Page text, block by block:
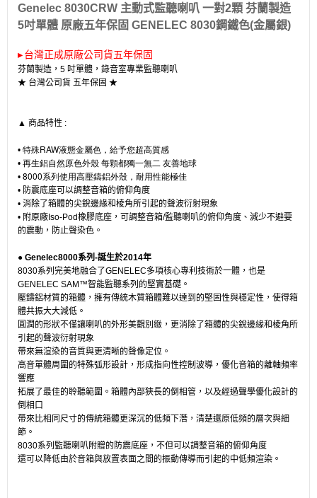
Genelec 8030CRW 主動式監聽喇叭 一對2顆 芬蘭製造
5吋單體 原廠五年保固 GENELEC 8030鋼鐵色(金屬銀)
▸ 台灣正成原廠公司貨五年保固
芬蘭製造，5 吋單體，錄音室專業監聽喇叭
★ 台灣公司貨 五年保固 ★
▲ 商品特性 :
• 特殊RAW液態金屬色，給予您超高質感
• 再生鋁自然原色外殼 每顆都獨一無二 友善地球
• 8000系列使用高壓鑄鋁外殼，耐用性能極佳
• 防震底座可以調整音箱的俯仰角度
• 消除了箱體的尖銳邊緣和棱角所引起的聲波衍射現象
• 附原廠Iso-Pod橡膠底座，可調整音箱/監聽喇叭的俯仰角度、減少不避要
的震動，防止聲染色。
● Genelec8000系列-誕生於2014年
8030系列完美地融合了GENELEC多項核心專利技術於一體，也是
GENELEC SAM™智能監聽系列的堅實基礎。
壓鑄鋁材質的箱體，擁有傳統木質箱體難以達到的堅固性與穩定性，使得箱
體共振大大減低。
圓潤的形狀不僅讓喇叭的外形美觀別緻，更消除了箱體的尖銳邊緣和棱角所
引起的聲波衍射現象
帶來無渲染的音質與更清晰的聲像定位。
高音單體周圍的特殊弧形設計，形成指向性控制波導，優化音箱的離軸頻率
響應
拓展了最佳的聆聽範圍。箱體內部狹長的倒相管，以及經過聲學優化設計的
倒相口
帶來比相同尺寸的傳統箱體更深沉的低頻下潛，清楚還原低頻的層次與細
節。
8030系列監聽喇叭附贈的防震底座，不但可以調整音箱的俯仰角度
還可以降低由於音箱與放置表面之間的振動傳導而引起的中低頻渲染。